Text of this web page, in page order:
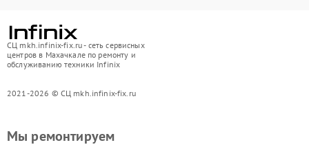
СЦ mkh.infinix-fix.ru - сеть сервисных
центров в Махачкале по ремонту и
обслуживанию техники Infinix
2021-2026 © СЦ mkh.infinix-fix.ru
Мы ремонтируем